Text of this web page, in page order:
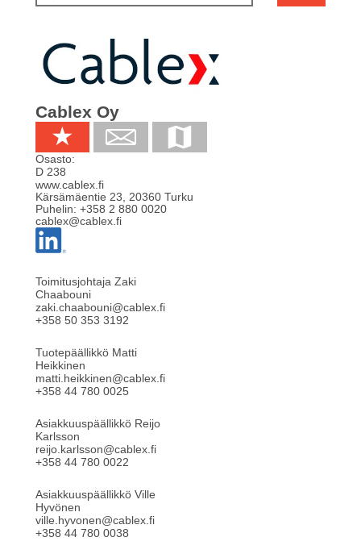
Cablex Oy
Osasto:
D 238
www.cablex.fi
Kärsämäentie 23
20360 Turku
Puhelin: +358 2 880 0020
cablex@cablex.fi
Toimitusjohtaja Zaki
Chaabouni
zaki.chaabouni@cablex.fi
+358 50 353 3192
Tuotepäällikkö Matti
Heikkinen
matti.heikkinen@cablex.fi
+358 44 780 0025
Asiakkuuspäällikkö Reijo
Karlsson
reijo.karlsson@cablex.fi
+358 44 780 0022
Asiakkuuspäällikkö Ville
Hyvönen
ville.hyvonen@cablex.fi
+358 44 780 0038